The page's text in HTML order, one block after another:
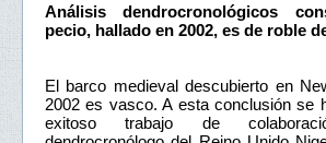
Análisis dendrocronológicos
pecio, hallado en 2002, es de roble
El barco medieval descubierto en
2002 es vasco. A esta conclusión se
exitoso trabajo de